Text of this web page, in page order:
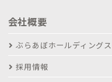
会社概要
ぶらあぼホールディングス
採用情報